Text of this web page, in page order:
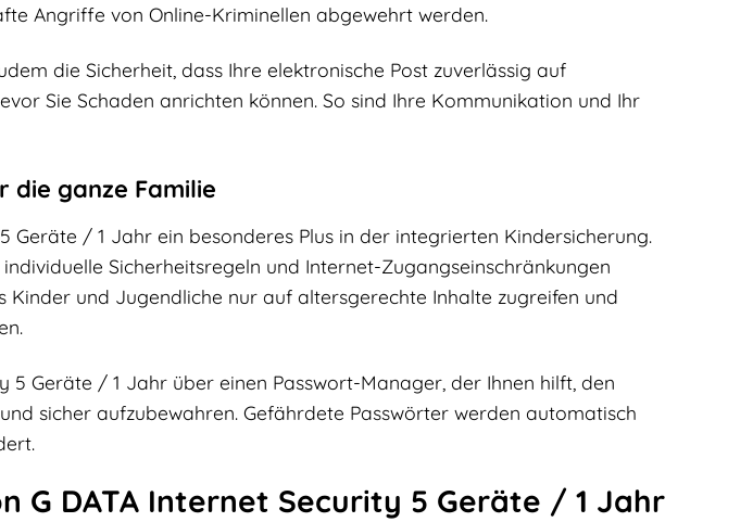
Angriffe von Online-Kriminellen abgewehrt werden.
die Sicherheit, dass Ihre elektronische Post zuverlässig auf
Sie Schaden anrichten können. So sind Ihre Kommunikation und Ihr
die ganze Familie
Geräte / 1 Jahr ein besonderes Plus in der integrierten Kindersicherung.
Sicherheitsregeln und Internet-Zugangseinschränkungen
Kinder und Jugendliche nur auf altersgerechte Inhalte zugreifen und
5 Geräte / 1 Jahr über einen Passwort-Manager, der Ihnen hilft, den
sicher aufzubewahren. Gefährdete Passwörter werden automatisch
G DATA Internet Security 5 Geräte / 1 Jahr